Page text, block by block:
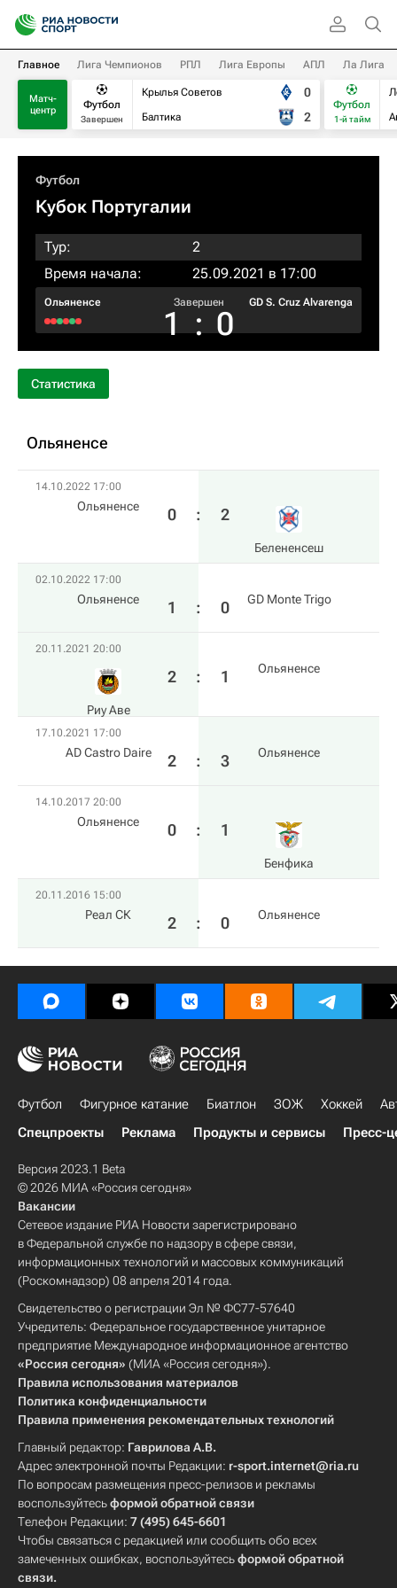
Главное Лига Чемпионов РПЛ Лига Европы АПЛ Ла Лига
Матч-
центр
Футбол
Завершен
Крылья Советов
Балтика
0
2
Футбол
1-й тайм
Футбол
Кубок Португалии
Тур:
2
Время начала:
25.09.2021 в 17:00
Ольяненсе Завершен
1 : 0
GD S. Cruz Alvarenga
Статистика
Ольяненсе
14.10.2022 17:00
Ольяненсе 0 : 2
Белененсеш
02.10.2022 17:00
Ольяненсе 1 : 0 GD Monte Trigo
20.11.2021 20:00
Риу Аве
2 : 1 Ольяненсе
17.10.2021 17:00
AD Castro Daire 2 : 3 Ольяненсе
14.10.2017 20:00
Ольяненсе 0 : 1
Бенфика
20.11.2016 15:00
Реал СК 2 : 0 Ольяненсе
Футбол Фигурное катание Биатлон ЗОЖ Хоккей
Спецпроекты
Реклама Продукты и сервисы Пресс-
Версия 2023.1 Beta
© 2026 МИА «Россия сегодня»
Вакансии
Сетевое издание РИА Новости зарегистрировано
в Федеральной службе по надзору в сфере связи,
информационных технологий и массовых коммуникаций
(Роскомнадзор) 08 апреля 2014 года.
Свидетельство о регистрации Эл № ФС77-57640
Учредитель: Федеральное государственное унитарное
предприятие Международное информационное агентство
«Россия сегодня» (МИА «Россия сегодня»).
Правила использования материалов
Политика конфиденциальности
Правила применения рекомендательных технологий
Главный редактор: Гаврилова А.В.
Адрес электронной почты Редакции: r-sport.internet@ria.ru
По вопросам размещения пресс-релизов и рекламы
воспользуйтесьформой обратной связи
Телефон Редакции: 7 (495) 645-6601
Чтобы связаться с редакцией или сообщить обо всех
замеченных ошибках, воспользуйтесьформой обратной
связи.